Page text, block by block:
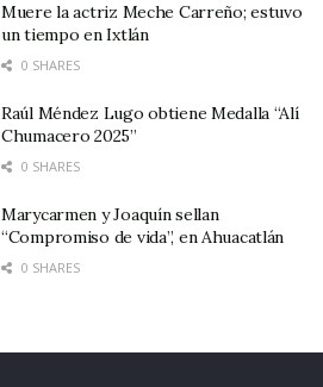
Muere la actriz Meche Carreño; estuvo
un tiempo en Ixtlán
0 SHARES
Raúl Méndez Lugo obtiene Medalla “Alí
Chumacero 2025”
0 SHARES
Marycarmen y Joaquín sellan
“Compromiso de vida”, en Ahuacatlán
0 SHARES